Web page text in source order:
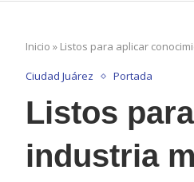
Inicio » Listos para aplicar
Ciudad Juárez Portada
Listos
industria